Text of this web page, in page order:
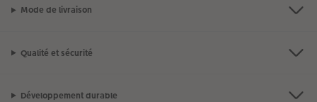
Mode de livraison
Qualité et sécurité
Développement durable